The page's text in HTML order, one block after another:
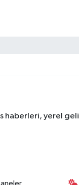
haberleri, yerel